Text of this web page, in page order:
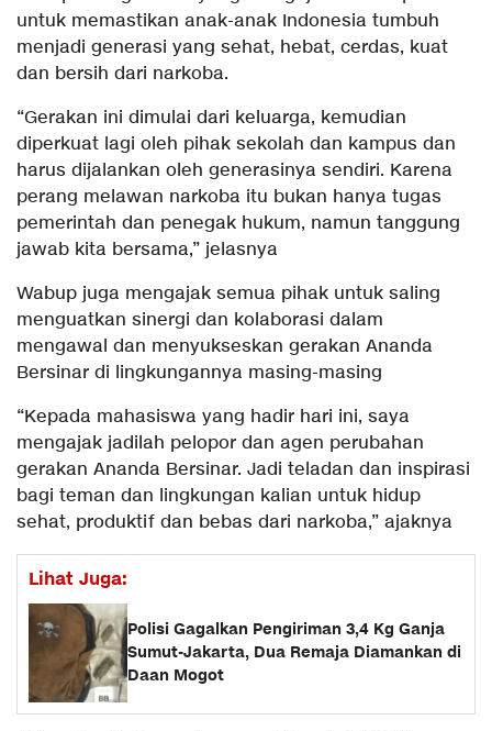
untuk memastikan anak-anak Indonesia tumbuh
menjadi generasi yang sehat, hebat, cerdas, kuat
dan bersih dari narkoba.
“Gerakan ini dimulai dari keluarga, kemudian
diperkuat lagi oleh pihak sekolah dan kampus dan
harus dijalankan oleh generasinya sendiri. Karena
perang melawan narkoba itu bukan hanya tugas
pemerintah dan penegak hukum, namun tanggung
jawab kita bersama,” jelasnya
Wabup juga mengajak semua pihak untuk saling
menguatkan sinergi dan kolaborasi dalam
mengawal dan menyukseskan gerakan Ananda
Bersinar di lingkungannya masing-masing
“Kepada mahasiswa yang hadir hari ini, saya
mengajak jadilah pelopor dan agen perubahan
gerakan Ananda Bersinar. Jadi teladan dan inspirasi
bagi teman dan lingkungan kalian untuk hidup
sehat, produktif dan bebas dari narkoba,” ajaknya
Lihat Juga:
Polisi Gagalkan Pengiriman 3,4 Kg Ganja
Sumut-Jakarta, Dua Remaja Diamankan di
Daan Mogot